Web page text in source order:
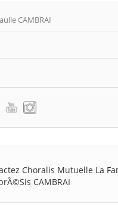
CAMBRAI
Choralis Mutuelle La
CAMBRAI